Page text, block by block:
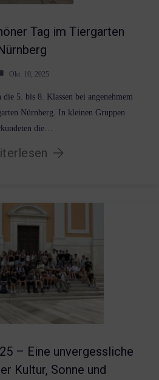
Tag im Tiergarten
Okt. 10, 2025
5. bis 8. Klassen bei angenehmem
Nürnberg. In kleinen Gruppen
die…
– Eine unvergessliche
Kultur, Sonne und